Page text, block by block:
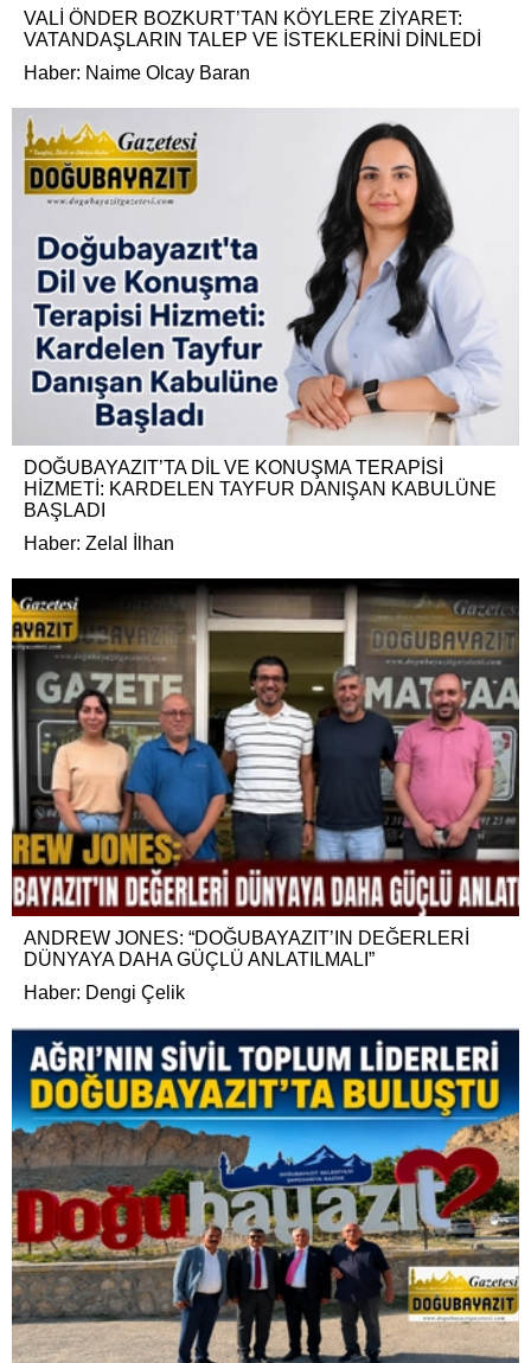
VALİ ÖNDER BOZKURT’TAN KÖYLERE ZİYARET:
VATANDAŞLARIN TALEP VE İSTEKLERİNİ DİNLEDİ
Haber: Naime Olcay Baran
DOĞUBAYAZIT’TA DİL VE KONUŞMA TERAPİSİ
HİZMETİ: KARDELEN TAYFUR DANIŞAN KABULÜNE
BAŞLADI
Haber: Zelal İlhan
ANDREW JONES: “DOĞUBAYAZIT’IN DEĞERLERİ
DÜNYAYA DAHA GÜÇLÜ ANLATILMALI”
Haber: Dengi Çelik